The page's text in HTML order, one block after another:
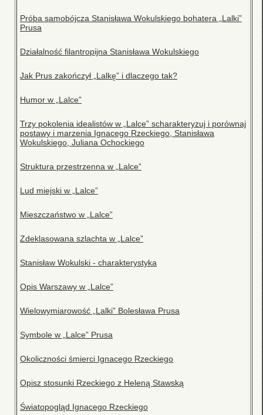
Próba samobójcza Stanisława Wokulskiego bohatera „Lalki”
Prusa
Działalność filantropijna Stanisława Wokulskiego
Jak Prus zakończył „Lalkę” i dlaczego tak?
Humor w „Lalce”
Trzy pokolenia idealistów w „Lalce” scharakteryzuj i porównaj
postawy i marzenia Ignacego Rzeckiego, Stanisława
Wokulskiego, Juliana Ochockiego
Struktura przestrzenna w „Lalce”
Lud miejski w „Lalce”
Mieszczaństwo w „Lalce”
Zdeklasowana szlachta w „Lalce”
Stanisław Wokulski - charakterystyka
Opis Warszawy w „Lalce”
Wielowymiarowość „Lalki” Bolesława Prusa
Symbole w „Lalce” Prusa
Okoliczności śmierci Ignacego Rzeckiego
Opisz stosunki Rzeckiego z Heleną Stawską
Światopogląd Ignacego Rzeckiego